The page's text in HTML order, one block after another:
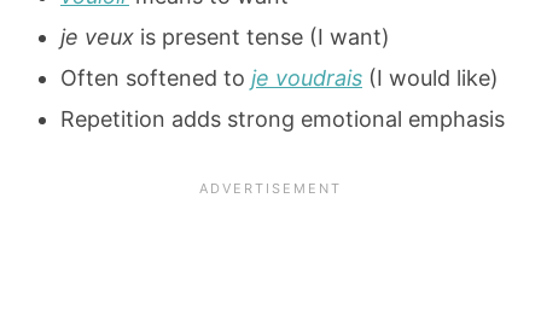
je veux is present tense (I want)
Often softened to je voudrais (I would like)
Repetition adds strong emotional emphasis